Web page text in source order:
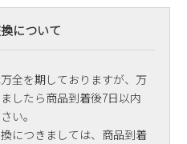
について
全を期しておりますが、万
したら商品到着後7日以内
い。
につきましては、商品到着